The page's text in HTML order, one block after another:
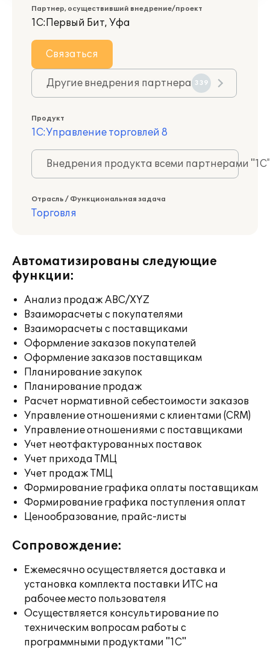
Партнер, осуществивший внедрение/проект
1С:Первый Бит, Уфа
Связаться
Другие внедрения партнера 339
Продукт
1С:Управление торговлей 8
Внедрения продукта всеми партнерами
Отрасль / Функциональная задача
Торговля
Автоматизированы следующие
функции:
Анализ продаж ABC/XYZ
Взаиморасчеты с покупателями
Взаиморасчеты с поставщиками
Оформление заказов покупателей
Оформление заказов поставщикам
Планирование закупок
Планирование продаж
Расчет нормативной себестоимости заказов
Управление отношениями с клиентами (CRM)
Управление отношениями с поставщиками
Учет неотфактурованных поставок
Учет прихода ТМЦ
Учет продаж ТМЦ
Формирование графика оплаты поставщикам
Формирование графика поступления оплат
Ценообразование, прайс-листы
Сопровождение:
Ежемесячно осуществляется доставка и
установка комплекта поставки ИТС на
рабочее место пользователя
Осуществляется консультирование по
техническим вопросам работы с
программными продуктами "1С"